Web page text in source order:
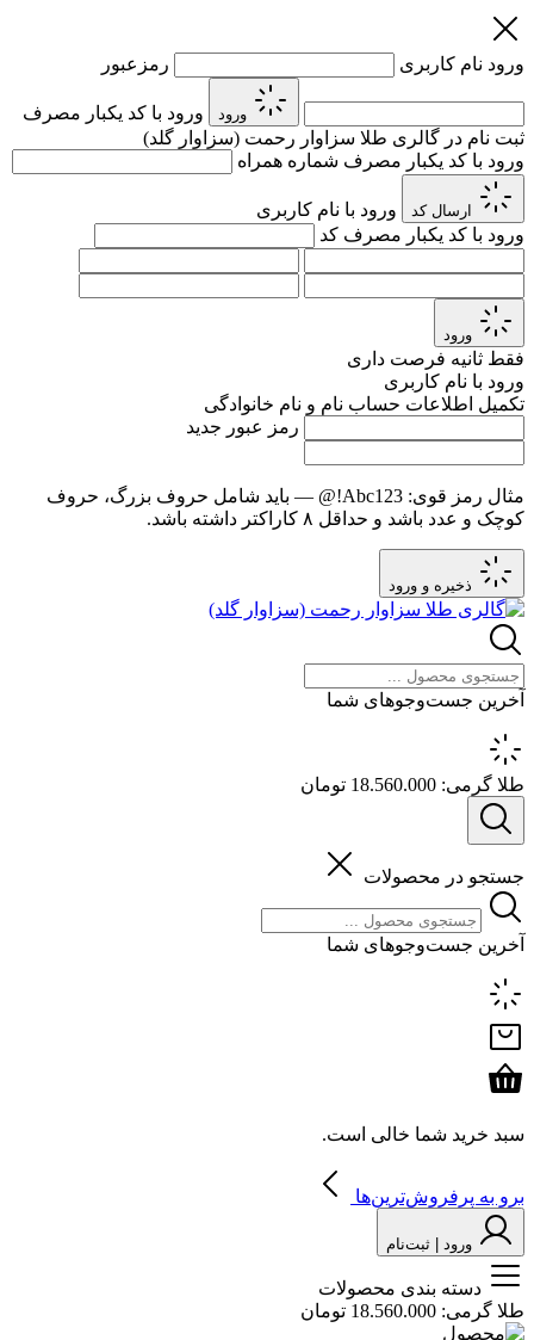
ورود نام کاربری رمزعبور
ورود
ورود با کد یکبار مصرف
ثبت نام در گالری طلا سزاوار رحمت (سزاوار گلد)
ورود با کد یکبار مصرف شماره همراه
ارسال کد
ورود با نام کاربری
ورود با کد یکبار مصرف کد
ورود
فقط ثانیه فرصت داری
ورود با نام کاربری
تکمیل اطلاعات حساب نام و نام خانوادگی
رمز عبور جدید
مثال رمز قوی: Abc123!@
— باید شامل حروف بزرگ، حروف
کوچک و عدد باشد و حداقل ۸ کاراکتر داشته باشد.
ذخیره و ورود
آخرین جست‌وجوهای شما
طلا گرمی: 18.560.000 تومان
جستجو در محصولات
آخرین جست‌وجوهای شما
سبد خرید شما خالی است.
برو به پرفروش‌ترین‌ها
ورود | ثبت‌نام
دسته بندی محصولات
طلا گرمی: 18.560.000 تومان